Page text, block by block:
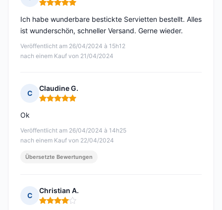
Hinweis: 5 von 5
Veröffentlicht am 26/04/2024 à 15h12
nach einem Kauf von 21/04/2024
Ich habe wunderbare bestickte Servietten bestellt. Alles
ist wunderschön, schneller Versand. Gerne wieder.
C
Claudine G.
Hinweis: 5 von 5
Veröffentlicht am 26/04/2024 à 14h25
nach einem Kauf von 22/04/2024
Ok
Übersetzte Bewertungen
C
Christian A.
Hinweis: 4 von 5